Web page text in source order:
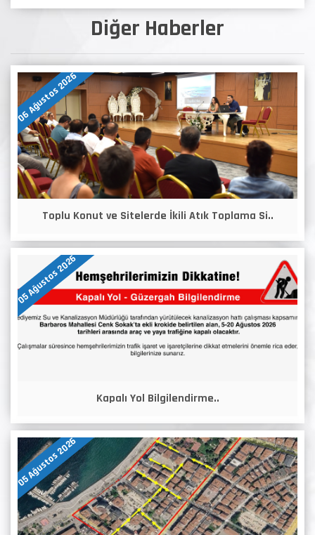
Diğer Haberler
06 Ağustos 2026
Toplu Konut ve Sitelerde İkili Atık Toplama Si..
05 Ağustos 2026
Kapalı Yol Bilgilendirme..
05 Ağustos 2026